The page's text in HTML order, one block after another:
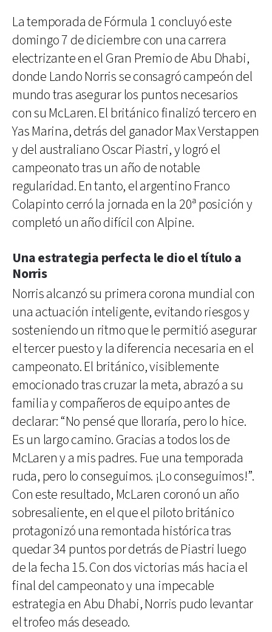
La temporada de Fórmula 1 concluyó este
domingo 7 de diciembre con una carrera
electrizante en el Gran Premio de Abu Dhabi,
donde Lando Norris se consagró campeón del
mundo tras asegurar los puntos necesarios
con su McLaren. El británico finalizó tercero en
Yas Marina, detrás del ganador Max Verstappen
y del australiano Oscar Piastri, y logró el
campeonato tras un año de notable
regularidad. En tanto, el argentino Franco
Colapinto cerró la jornada en la 20ª posición y
completó un año difícil con Alpine.
Una estrategia perfecta le dio el título a
Norris
Norris alcanzó su primera corona mundial con
una actuación inteligente, evitando riesgos y
sosteniendo un ritmo que le permitió asegurar
el tercer puesto y la diferencia necesaria en el
campeonato. El británico, visiblemente
emocionado tras cruzar la meta, abrazó a su
familia y compañeros de equipo antes de
declarar: “No pensé que lloraría, pero lo hice.
Es un largo camino. Gracias a todos los de
McLaren y a mis padres. Fue una temporada
ruda, pero lo conseguimos. ¡Lo conseguimos!”.
Con este resultado, McLaren coronó un año
sobresaliente, en el que el piloto británico
protagonizó una remontada histórica tras
quedar 34 puntos por detrás de Piastri luego
de la fecha 15. Con dos victorias más hacia el
final del campeonato y una impecable
estrategia en Abu Dhabi, Norris pudo levantar
el trofeo más deseado.